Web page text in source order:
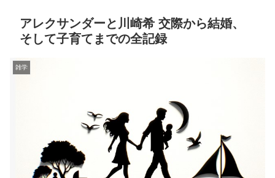
アレクサンダーと川崎希 交際から結婚、
そして子育てまでの全記録
雑学